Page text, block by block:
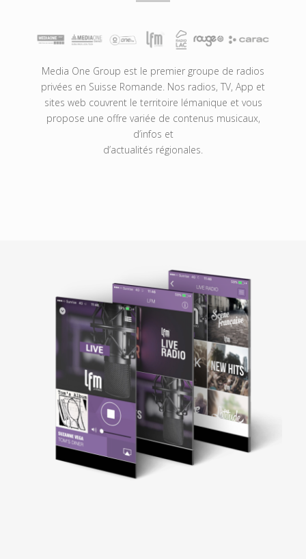
Media One Group est le premier groupe de radios
privées en Suisse Romande. Nos radios, TV, App et
sites web couvrent le territoire lémanique et vous
propose une offre variée de contenus musicaux,
d’infos et
d’actualités régionales.